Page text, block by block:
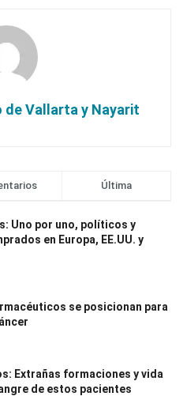
de Vallarta y Nayarit
Última
Uno por uno, políticos y
en Europa, EE.UU. y
se posicionan para
Extrañas formaciones y vida
de estos pacientes